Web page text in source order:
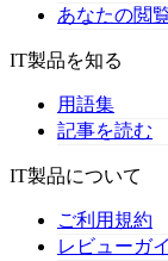
あなたの閲
IT製品を知る
用語集
記事を読む
IT製品について
ご利用規約
レビューガ